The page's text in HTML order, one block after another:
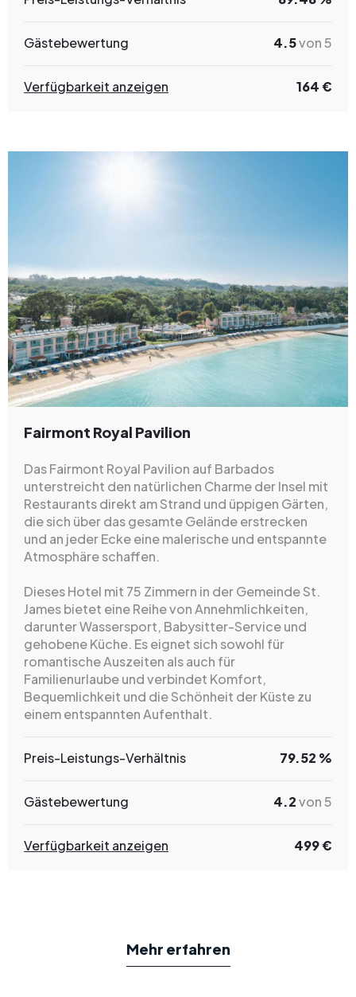
Gästebewertung 4.5von 5
Verfügbarkeit anzeigen 164 €
Fairmont Royal Pavilion
Das Fairmont Royal Pavilion auf Barbados
unterstreicht den natürlichen Charme der Insel mit
Restaurants direkt am Strand und üppigen Gärten,
die sich über das gesamte Gelände erstrecken
und an jeder Ecke eine malerische und entspannte
Atmosphäre schaffen.
Dieses Hotel mit 75 Zimmern in der Gemeinde St.
James bietet eine Reihe von Annehmlichkeiten,
darunter Wassersport, Babysitter-Service und
gehobene Küche. Es eignet sich sowohl für
romantische Auszeiten als auch für
Familienurlaube und verbindet Komfort,
Bequemlichkeit und die Schönheit der Küste zu
einem entspannten Aufenthalt.
Preis-Leistungs-Verhältnis 79.52 %
Gästebewertung 4.2von 5
Verfügbarkeit anzeigen 499 €
Mehr erfahren